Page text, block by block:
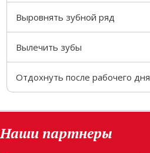
Выровнять зубной ряд
Вылечить зубы
Отдохнуть после рабочего дня
Наши партнеры